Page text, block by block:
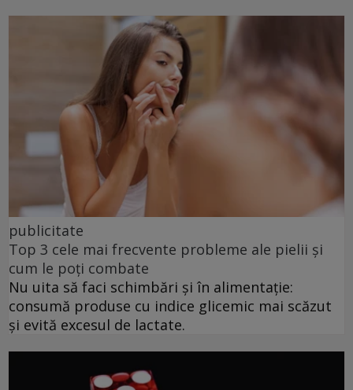
publicitate
Top 3 cele mai frecvente probleme ale pielii și
cum le poți combate
Nu uita să faci schimbări și în alimentație:
consumă produse cu indice glicemic mai scăzut
și evită excesul de lactate.